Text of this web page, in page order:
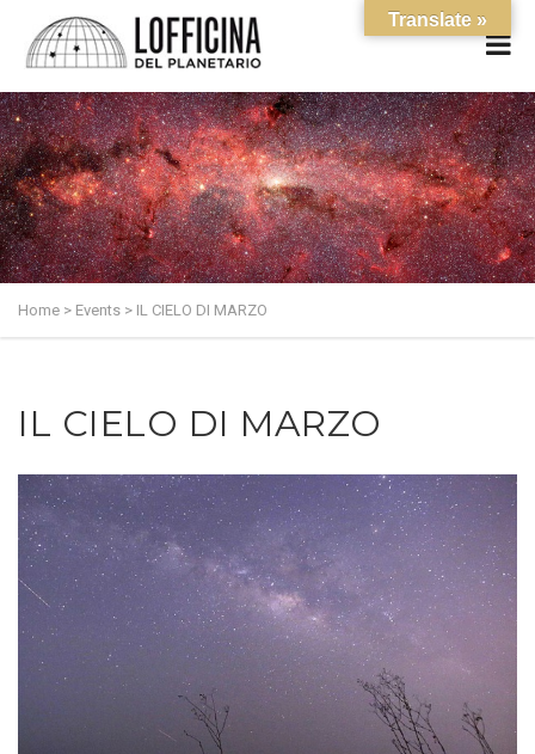
Home > Events > IL CIELO DI MARZO
IL CIELO DI MARZO
Translate »